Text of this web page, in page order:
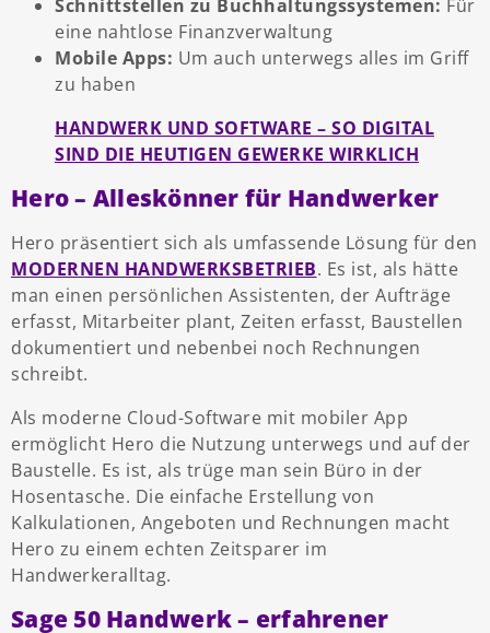
Schnittstellen zu Buchhaltungssystemen: Für
eine nahtlose Finanzverwaltung
Mobile Apps: Um auch unterwegs alles im Griff
zu haben
HANDWERK UND SOFTWARE – SO DIGITAL
SIND DIE HEUTIGEN GEWERKE WIRKLICH
Hero – Alleskönner für Handwerker
Hero präsentiert sich als umfassende Lösung für den
MODERNEN HANDWERKSBETRIEB. Es ist, als hätte
man einen persönlichen Assistenten, der Aufträge
erfasst, Mitarbeiter plant, Zeiten erfasst, Baustellen
dokumentiert und nebenbei noch Rechnungen
schreibt.
Als moderne Cloud-Software mit mobiler App
ermöglicht Hero die Nutzung unterwegs und auf der
Baustelle. Es ist, als trüge man sein Büro in der
Hosentasche. Die einfache Erstellung von
Kalkulationen, Angeboten und Rechnungen macht
Hero zu einem echten Zeitsparer im
Handwerkeralltag.
Sage 50 Handwerk – erfahrener